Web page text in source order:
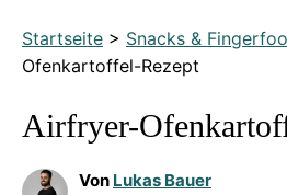
Startseite > Snacks &
Ofenkartoffel-Rezept
Airfryer-
Von Lukas Bauer